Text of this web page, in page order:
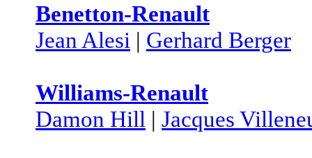
Benetton-Renault
Jean Alesi | Gerhard Berger
Williams-Renault
Damon Hill | Jacques